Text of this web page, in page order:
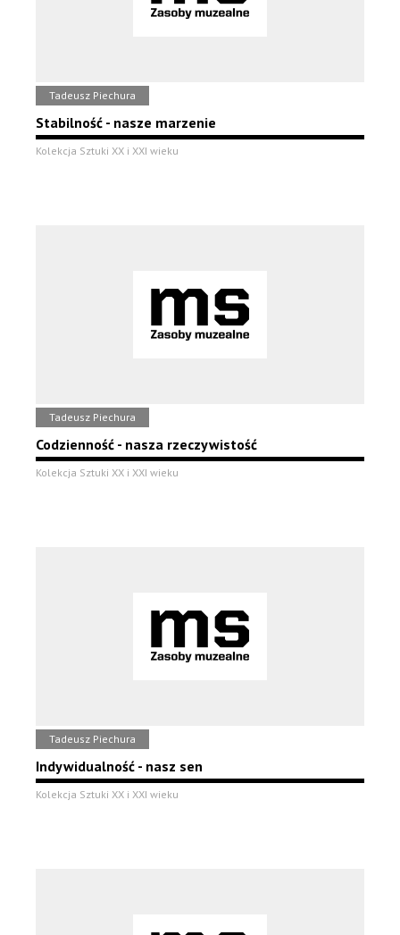
Tadeusz Piechura
Stabilność - nasze marzenie
Kolekcja Sztuki XX i XXI wieku
Tadeusz Piechura
Codzienność - nasza rzeczywistość
Kolekcja Sztuki XX i XXI wieku
Tadeusz Piechura
Indywidualność - nasz sen
Kolekcja Sztuki XX i XXI wieku